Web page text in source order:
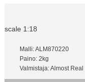
scale 1:18
Malli: ALM870220
Paino: 2kg
Valmistaja: Almost Real